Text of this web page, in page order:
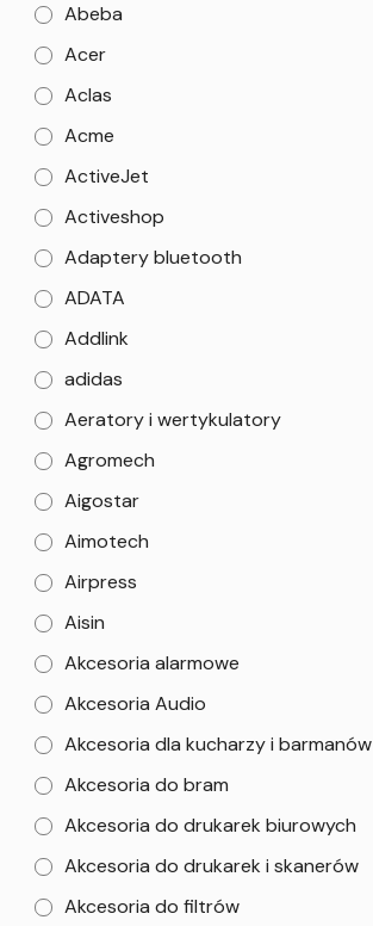
Abeba
Acer
Aclas
Acme
ActiveJet
Activeshop
Adaptery bluetooth
ADATA
Addlink
adidas
Aeratory i wertykulatory
Agromech
Aigostar
Aimotech
Airpress
Aisin
Akcesoria alarmowe
Akcesoria Audio
Akcesoria dla kucharzy i barmanów
Akcesoria do bram
Akcesoria do drukarek biurowych
Akcesoria do drukarek i skanerów
Akcesoria do filtrów